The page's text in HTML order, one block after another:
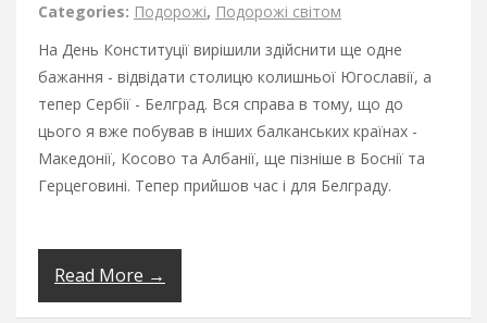
Categories: Подорожі, Подорожі світом
На День Конституції вирішили здійснити ще одне
бажання - відвідати столицю колишньої Югославії, а
тепер Сербії - Белград. Вся справа в тому, що до
цього я вже побував в інших балканських країнах -
Македонії, Косово та Албанії, ще пізніше в Боснії та
Герцеговині. Тепер прийшов час і для Белграду.
Read More →